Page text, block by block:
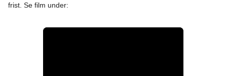
frist. Se film under: